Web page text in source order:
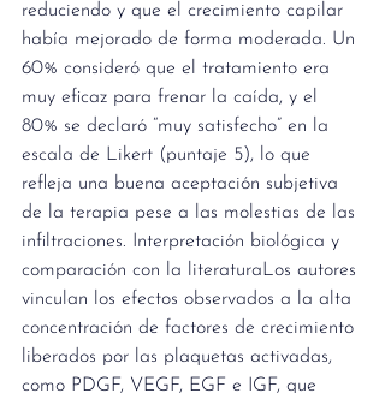
reduciendo y que el crecimiento capilar
había mejorado de forma moderada. Un
60% consideró que el tratamiento era
muy eficaz para frenar la caída, y el
80% se declaró “muy satisfecho” en la
escala de Likert (puntaje 5), lo que
refleja una buena aceptación subjetiva
de la terapia pese a las molestias de las
infiltraciones. Interpretación biológica y
comparación con la literaturaLos autores
vinculan los efectos observados a la alta
concentración de factores de crecimiento
liberados por las plaquetas activadas,
como PDGF, VEGF, EGF e IGF, que